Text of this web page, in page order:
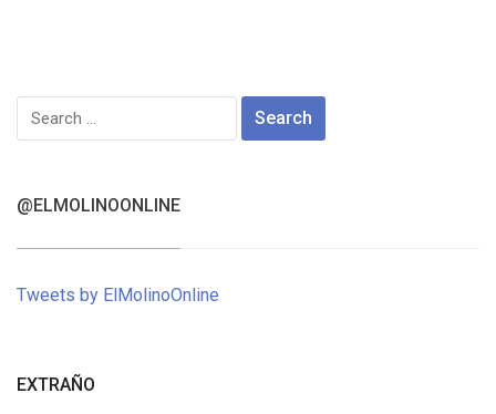
Search
for:
@ELMOLINOONLINE
Tweets by ElMolinoOnline
EXTRAÑO